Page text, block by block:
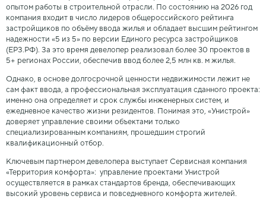
опытом работы в строительной отрасли. По состоянию на 2026 год
компания входит в число лидеров общероссийского рейтинга
застройщиков по объёму ввода жилья и обладает высшим рейтингом
надежности «5 из 5» по версии Единого ресурса застройщиков
(ЕРЗ.РФ). За это время девелопер реализовал более 30 проектов в
5+ регионах России, обеспечив ввод более 2,5 млн кв. м жилья.
Однако, в основе долгосрочной ценности недвижимости лежит не
сам факт ввода, а профессиональная эксплуатация сданного проекта:
именно она определяет и срок службы инженерных систем, и
ежедневное качество жизни резидентов. Понимая это, «Унистрой»
доверяет управление своими объектами только
специализированным компаниям, прошедшим строгий
квалификационный отбор.
Ключевым партнером девелопера выступает Сервисная компания
«Территория комфорта»: управление проектами Унистрой
осуществляется в рамках стандартов бренда, обеспечивающих
высокий уровень сервиса и повседневного комфорта жителей.